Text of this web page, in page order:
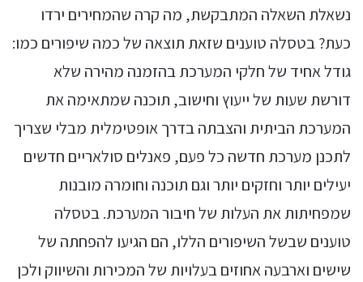
נשאלת השאלה המתבקשת, מה קרה שהמחירים ירדו
כעת? בטסלה טוענים שזאת תוצאה של כמה שיפורים כמו:
גודל אחיד של חלקי המערכת בהזמנה מהירה שלא
דורשת שעות של ייעוץ וחישוב, תוכנה שמתאימה את
המערכת הביתית והצבתה בדרך אופטימלית מבלי שצריך
לתכנן מערכת חדשה כל פעם, פאנלים סולאריים חדשים
יעילים יותר וחזקים יותר וגם תוכנה וחומרה מובנות
שמפחיתות את העלות של חיבור המערכת. בטסלה
טוענים שבשל השיפורים הללו, הם הגיעו להפחתה של
שישים וארבעה אחוזים בעלויות של המכירות והשיווק ולכן